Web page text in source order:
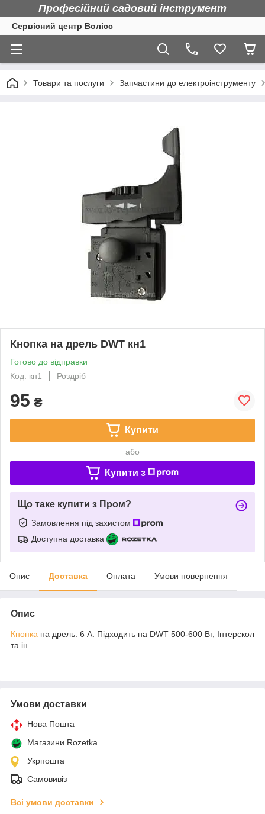
Професійний садовий інструмент
Сервісний центр Волісс
Товари та послуги Запчастини до електроінструменту
Кнопка на дрель DWT кн1
Готово до відправки
Код: кн1
Роздріб
95 ₴
Купити
або
Купити з
Що таке купити з Пром?
Замовлення під захистом
Доступна доставка
Опис Доставка Оплата Умови повернення
Опис
Кнопка на дрель. 6 А. Підходить на DWT 500-600 Вт, Інтерскол
та ін.
Умови доставки
Нова Пошта
Магазини Rozetka
Укрпошта
Самовивіз
Всі умови доставки